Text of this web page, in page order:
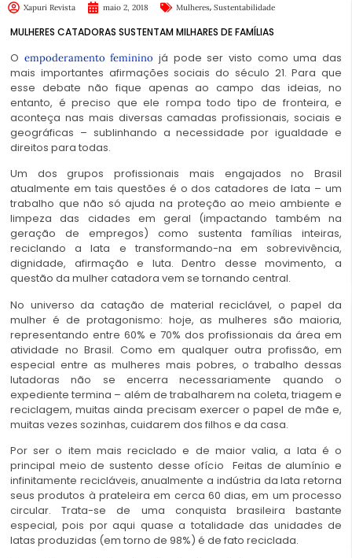
Xapuri Revista maio 2, 2018 Mulheres, Sustentabilidade
MULHERES CATADORAS SUSTENTAM MILHARES DE FAMÍLIAS
O empoderamento feminino já pode ser visto como uma das
mais importantes afirmações sociais do século 21. Para que
esse debate não fique apenas ao campo das ideias, no
entanto, é preciso que ele rompa todo tipo de fronteira, e
aconteça nas mais diversas camadas profissionais, sociais e
geográficas – sublinhando a necessidade por igualdade e
direitos para todas.
Um dos grupos profissionais mais engajados no Brasil
atualmente em tais questões é o dos catadores de lata – um
trabalho que não só ajuda na proteção ao meio ambiente e
limpeza das cidades em geral (impactando também na
geração de empregos) como sustenta famílias inteiras,
reciclando a lata e transformando-na em sobrevivência,
dignidade, afirmação e luta. Dentro desse movimento, a
questão da mulher catadora vem se tornando central.
No universo da catação de material reciclável, o papel da
mulher é de protagonismo: hoje, as mulheres são maioria,
representando entre 60% e 70% dos profissionais da área em
atividade no Brasil. Como em qualquer outra profissão, em
especial entre as mulheres mais pobres, o trabalho dessas
lutadoras não se encerra necessariamente quando o
expediente termina – além de trabalharem na coleta, triagem e
reciclagem, muitas ainda precisam exercer o papel de mãe e,
muitas vezes sozinhas, cuidarem dos filhos e da casa.
Por ser o item mais reciclado e de maior valia, a lata é o
principal meio de sustento desse ofício Feitas de alumínio e
infinitamente recicláveis, anualmente a indústria da lata retorna
seus produtos à prateleira em cerca 60 dias, em um processo
circular. Trata-se de uma conquista brasileira bastante
especial, pois por aqui quase a totalidade das unidades de
latas produzidas (em torno de 98%) é de fato reciclada.